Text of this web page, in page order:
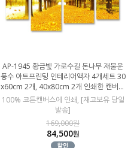
AP-1945 황금빛 가로수길 돈나무 재물운
풍수 아트프린팅 인테리어액자 4개세트 30
x60cm 2개, 40x80cm 2개 인쇄한 캔버스
판넬
100% 코튼캔버스에 인쇄, [재고보유 당일
발송]
169,000원
84,500원